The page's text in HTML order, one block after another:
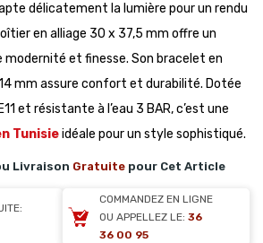
délicatement la lumière pour un rendu
en alliage 30 x 37,5 mm offre un
et finesse. Son bracelet en
mm assure confort et durabilité. Dotée
et résistante à l’eau 3 BAR, c’est une
Tunisieidéale pour un style sophistiqué.
Livraison Gratuite pour Cet Article
COMMANDEZ EN LIGNE
OU APPELLEZ LE: 36
36 00 95